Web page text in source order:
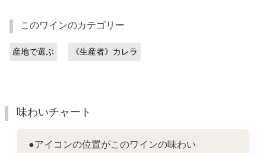
このワインのカテゴリー
産地で選ぶ 《生産者》カレラ
味わいチャート
●アイコンの位置がこのワインの味わい